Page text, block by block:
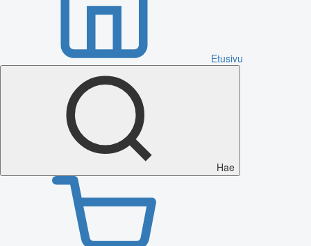
Etusivu
Hae